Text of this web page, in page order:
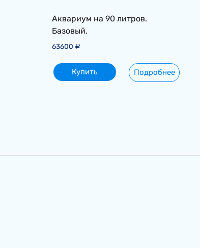
Аквариум на 90 литров.
Базовый.
63600 Р
Купить Подробнее